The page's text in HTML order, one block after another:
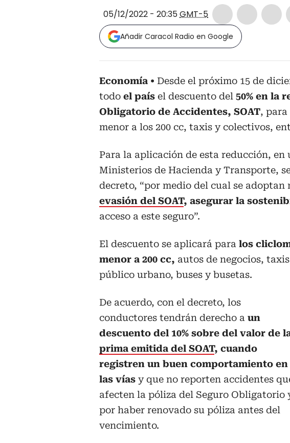
05/12/2022 - 20:35GMT-5
Añadir Caracol Radio en Google
Economía
Desde el próximo 15 de
todo el país el descuento del 50% en la
Obligatorio de Accidentes, SOAT,
menor a los 200 cc, taxis y colectivos,
Para la aplicación de esta reducción,
Ministerios de Hacienda y Transporte,
decreto, “por medio del cual se adoptan
evasión del SOAT, asegurar la
acceso a este seguro”.
El descuento se aplicará para los
menor a 200 cc, autos de negocios,
público urbano, buses y busetas.
De acuerdo, con el decreto, los
conductores tendrán derecho a un
descuento del 10% sobre del valor de
prima emitida del SOAT, cuando
registren un buen comportamiento en
las vías y que no reporten accidentes
afecten la póliza del Seguro Obligatorio
por haber renovado su póliza antes del
vencimiento.